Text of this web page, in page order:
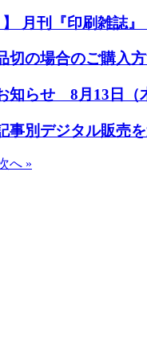
】 月刊『印刷雑誌
切の場合のご購入
知らせ 8月13日（
事別デジタル販売
へ »